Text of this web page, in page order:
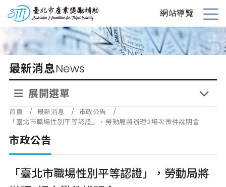
到
要
內
台北市產業獎勵補助 網站導覽
展
開
選
單
最新消息News
展開選單
首頁 / 最新消息 / 市政公告
/
「臺北市職場性別平等認證」，勞動局將辦理3場次徵件說明會
市政公告
「臺北市職場性別平等認證」，勞動局將